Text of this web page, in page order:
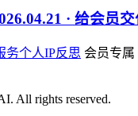
· 给会员
务个人IP反思 会员专属
All rights reserved.